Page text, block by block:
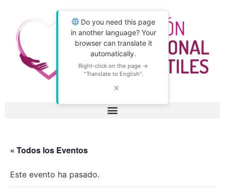
Do you need this page
in another language? Your
browser can translate it
automatically.
Right-click on the page →
"Translate to English".
✕
« Todos los Eventos
Este evento ha pasado.